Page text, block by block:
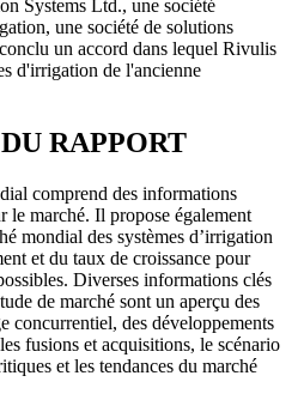
Systems Ltd., une société
une société de solutions
un accord dans lequel Rivulis
d'irrigation de l'ancienne
RAPPORT
comprend des informations
le marché. Il propose également
mondial des systèmes d’irrigation
et du taux de croissance pour
Diverses informations clés
de marché sont un aperçu des
concurrentiel, des développements
fusions et acquisitions, le scénario
et les tendances du marché